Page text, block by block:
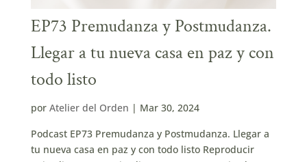
EP73 Premudanza y Postmudanza.
Llegar a tu nueva casa en paz y con
todo listo
por Atelier del Orden | Mar 30, 2024
Podcast EP73 Premudanza y Postmudanza. Llegar a
tu nueva casa en paz y con todo listo Reproducir